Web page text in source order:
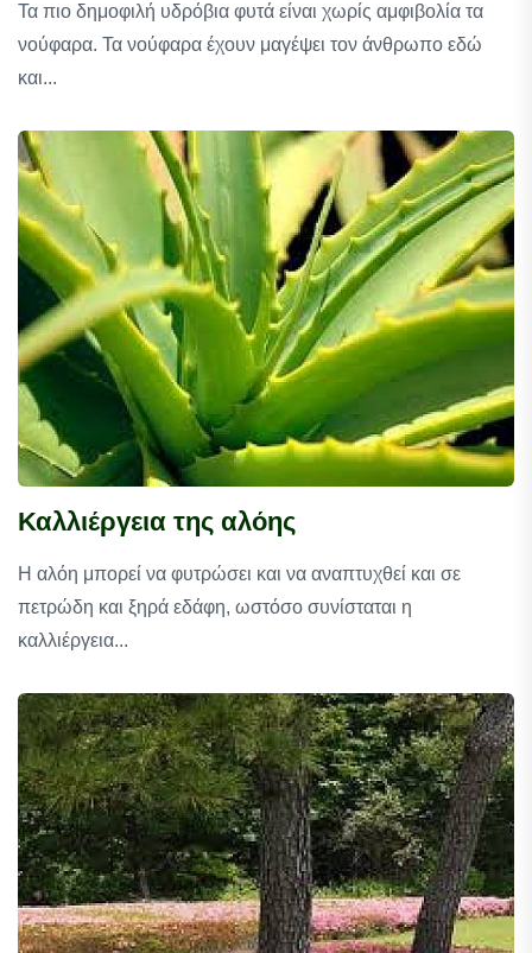
Τα πιο δημοφιλή υδρόβια φυτά είναι χωρίς αμφιβολία τα
νούφαρα. Τα νούφαρα έχουν μαγέψει τον άνθρωπο εδώ
και...
Καλλιέργεια της αλόης
Η αλόη μπορεί να φυτρώσει και να αναπτυχθεί και σε
πετρώδη και ξηρά εδάφη, ωστόσο συνίσταται η
καλλιέργεια...